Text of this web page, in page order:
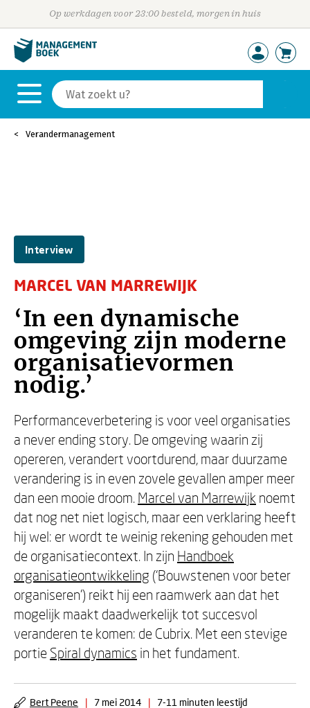
Op werkdagen voor 23:00 besteld, morgen in huis
Verandermanagement
Interview
MARCEL VAN MARREWIJK
‘In een dynamische
omgeving zijn moderne
organisatievormen
nodig.’
Performanceverbetering is voor veel organisaties
a never ending story. De omgeving waarin zij
opereren, verandert voortdurend, maar duurzame
verandering is in even zovele gevallen amper meer
dan een mooie droom. Marcel van Marrewijk noemt
dat nog net niet logisch, maar een verklaring heeft
hij wel: er wordt te weinig rekening gehouden met
de organisatiecontext. In zijn Handboek
organisatieontwikkeling (‘Bouwstenen voor beter
organiseren’) reikt hij een raamwerk aan dat het
mogelijk maakt daadwerkelijk tot succesvol
veranderen te komen: de Cubrix. Met een stevige
portie Spiral dynamics in het fundament.
Bert Peene | 7 mei 2014 | 7-11 minuten leestijd